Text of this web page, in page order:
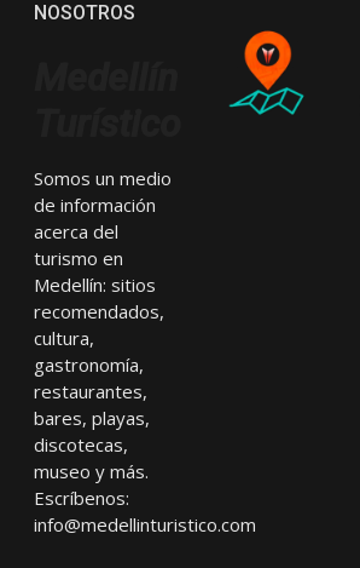
NOSOTROS
Somos un medio
de información
acerca del
turismo en
Medellín: sitios
recomendados,
cultura,
gastronomía,
restaurantes,
bares, playas,
discotecas,
museo y más.
Escríbenos:
info@medellinturistico.com